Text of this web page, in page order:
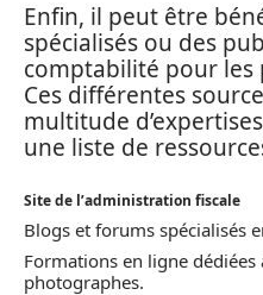
Enfin, il peut être
spécialisés ou des
comptabilité pour les
Ces différentes
multitude
une liste de
Site de l’administration fiscale
Blogs et forums spécialisés
Formations en ligne
photographes.